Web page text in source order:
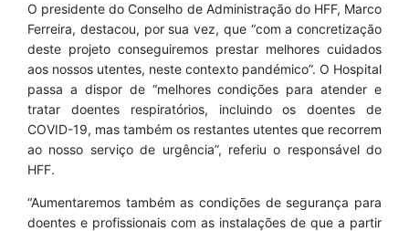
O presidente do Conselho de Administração do HFF, Marco
Ferreira, destacou, por sua vez, que “com a concretização
deste projeto conseguiremos prestar melhores cuidados
aos nossos utentes, neste contexto pandémico”. O Hospital
passa a dispor de “melhores condições para atender e
tratar doentes respiratórios, incluindo os doentes de
COVID-19, mas também os restantes utentes que recorrem
ao nosso serviço de urgência”, referiu o responsável do
HFF.
“Aumentaremos também as condições de segurança para
doentes e profissionais com as instalações de que a partir